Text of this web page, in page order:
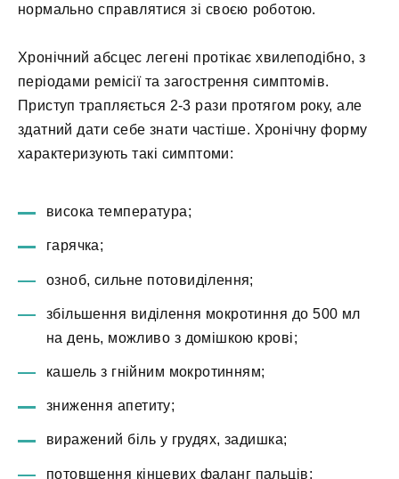
нормально справлятися зі своєю роботою.
Хронічний абсцес легені протікає хвилеподібно, з
періодами ремісії та загострення симптомів.
Приступ трапляється 2-3 рази протягом року, але
здатний дати себе знати частіше. Хронічну форму
характеризують такі симптоми:
висока температура;
гарячка;
озноб, сильне потовиділення;
збільшення виділення мокротиння до 500 мл
на день, можливо з домішкою крові;
кашель з гнійним мокротинням;
зниження апетиту;
виражений біль у грудях, задишка;
потовщення кінцевих фаланг пальців;